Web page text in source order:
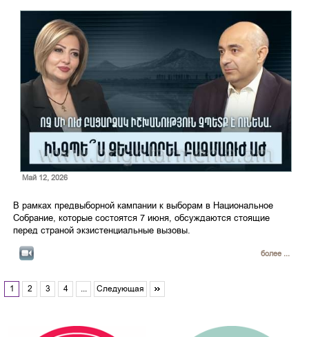
Май 12, 2026
В рамках предвыборной кампании к выборам в Национальное
Собрание, которые состоятся 7 июня, обсуждаются стоящие
перед страной экзистенциальные вызовы.
более ...
1 2 3 4 ... Следующая